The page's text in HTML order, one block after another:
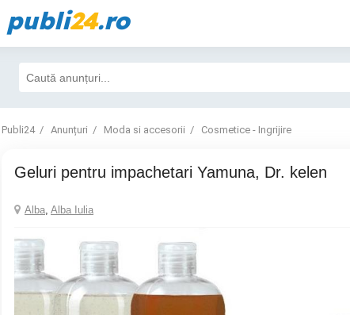
publi24.ro
Publi24 Anunțuri Moda si accesorii Cosmetice - Ingrijire
Geluri pentru impachetari Yamuna, Dr. kelen
Alba, Alba Iulia